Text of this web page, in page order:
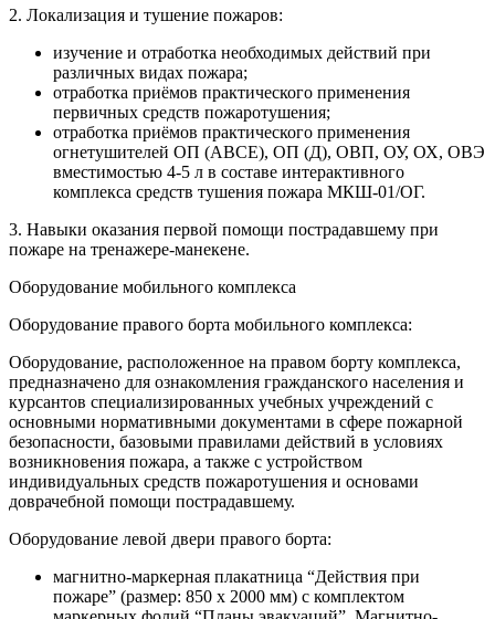
2. Локализация и тушение пожаров:
изучение и отработка необходимых действий при
различных видах пожара;
отработка приёмов практического применения
первичных средств пожаротушения;
отработка приёмов практического применения
огнетушителей ОП (АВСЕ), ОП (Д), ОВП, ОУ, ОХ, ОВЭ
вместимостью 4-5 л в составе интерактивного
комплекса средств тушения пожара МКШ-01/ОГ.
3. Навыки оказания первой помощи пострадавшему при
пожаре на тренажере-манекене.
Оборудование мобильного комплекса
Оборудование правого борта мобильного комплекса:
Оборудование, расположенное на правом борту комплекса,
предназначено для ознакомления гражданского населения и
курсантов специализированных учебных учреждений с
основными нормативными документами в сфере пожарной
безопасности, базовыми правилами действий в условиях
возникновения пожара, а также с устройством
индивидуальных средств пожаротушения и основами
доврачебной помощи пострадавшему.
Оборудование левой двери правого борта:
магнитно-маркерная плакатница “Действия при
пожаре” (размер: 850 х 2000 мм) с комплектом